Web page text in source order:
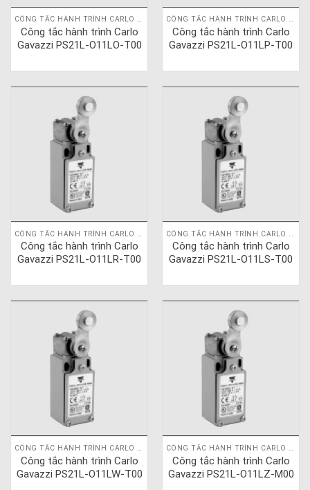
CÔNG TẮC HÀNH TRÌNH CARLO GAVAZZI
Công tắc hành trình Carlo
Gavazzi PS21L-O11LO-T00
CÔNG TẮC HÀNH TRÌNH CARLO GAVAZZI
Công tắc hành trình Carlo
Gavazzi PS21L-O11LP-T00
Công tắc hành trình Carlo
Gavazzi PS21L-O11LR-T00
Công tắc hành trình Carlo
Gavazzi PS21L-O11LS-T00
Công tắc hành trình Carlo
Gavazzi PS21L-O11LW-T00
Công tắc hành trình Carlo
Gavazzi PS21L-O11LZ-M00